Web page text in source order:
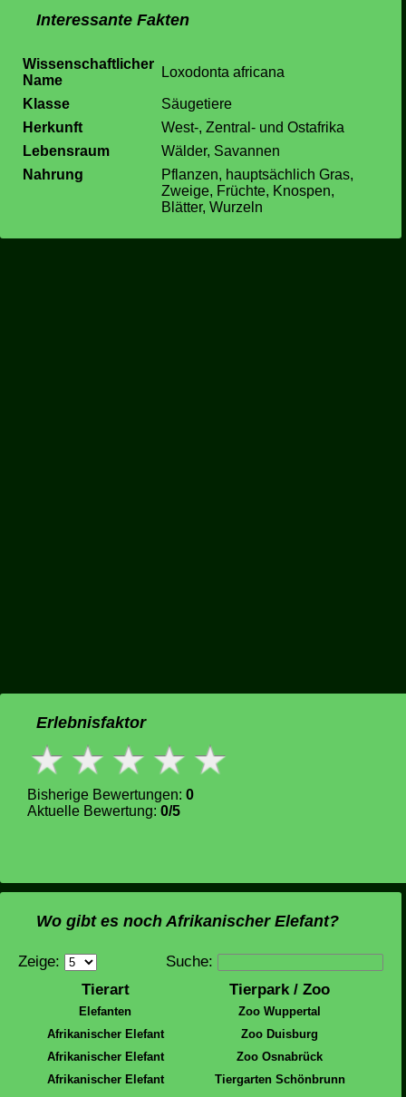
Interessante Fakten
Wissenschaftlicher
Name
Loxodonta africana
Klasse
Säugetiere
Herkunft
West-, Zentral- und Ostafrika
Lebensraum
Wälder, Savannen
Nahrung
Pflanzen, hauptsächlich Gras,
Zweige, Früchte, Knospen,
Blätter, Wurzeln
Erlebnisfaktor
Bisherige Bewertungen: 0
Aktuelle Bewertung: 0/5
Wo gibt es noch Afrikanischer Elefant?
Suche:
Zeige:
Tierart
Tierpark / Zoo
Elefanten
Zoo Wuppertal
Afrikanischer Elefant
Zoo Duisburg
Afrikanischer Elefant
Zoo Osnabrück
Afrikanischer Elefant
Tiergarten Schönbrunn